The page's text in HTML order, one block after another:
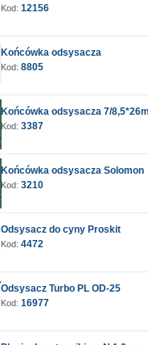
Kod: 12156
Końcówka odsysacza
Kod: 8805
Końcówka odsysacza 7/
Kod: 3387
Końcówka odsysacza Solomon
Kod: 3210
Odsysacz do cyny Proskit
Kod: 4472
Odsysacz Turbo PL OD-25
Kod: 16977